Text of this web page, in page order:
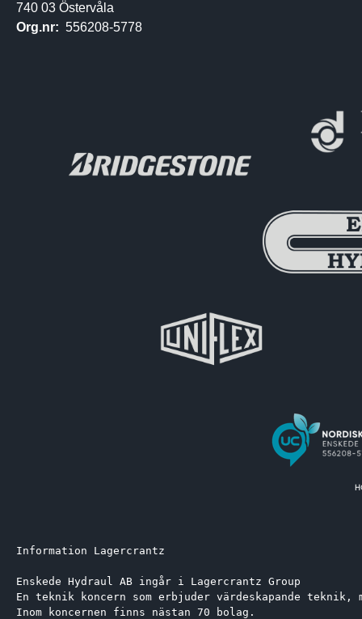
Information Lagercrantz
Enskede Hydraul AB ingår i Lagercrantz Group
En teknik koncern som erbjuder värdeskapande
Inom koncernen finns nästan 70 bolag.
740 03 Östervåla
Org.nr: 556208-5778